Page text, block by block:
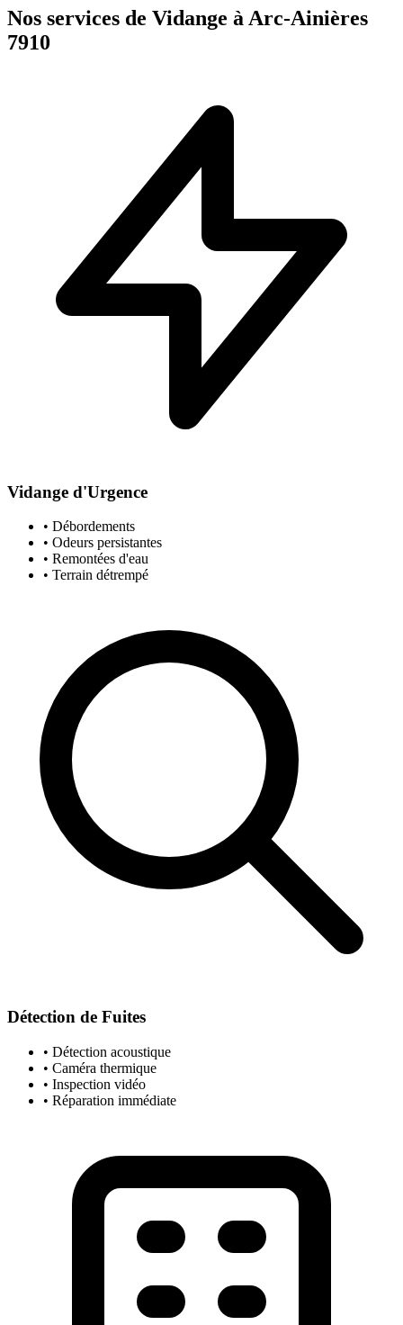
Nos services de Vidange à Arc-Ainières
7910
Vidange d'Urgence
• Débordements
• Odeurs persistantes
• Remontées d'eau
• Terrain détrempé
Détection de Fuites
• Détection acoustique
• Caméra thermique
• Inspection vidéo
• Réparation immédiate